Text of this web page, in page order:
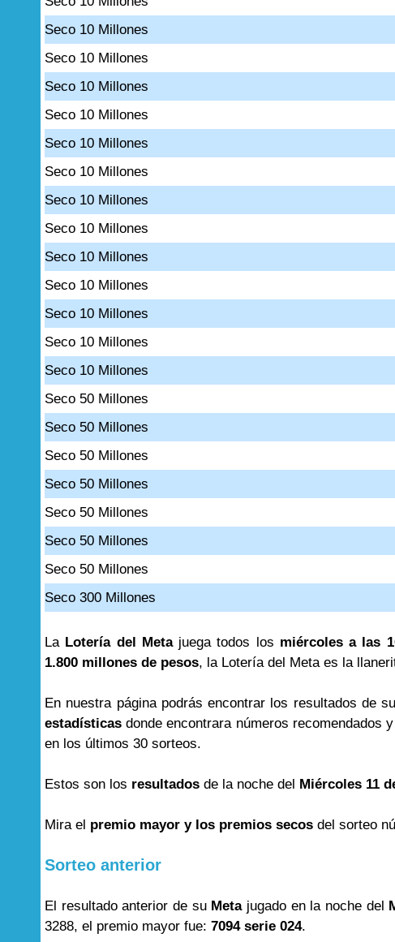
Seco 10 Millones
Seco 10 Millones
Seco 10 Millones
Seco 10 Millones
Seco 10 Millones
Seco 10 Millones
Seco 10 Millones
Seco 10 Millones
Seco 10 Millones
Seco 10 Millones
Seco 10 Millones
Seco 10 Millones
Seco 10 Millones
Seco 50 Millones
Seco 50 Millones
Seco 50 Millones
Seco 50 Millones
Seco 50 Millones
Seco 50 Millones
Seco 50 Millones
Seco 300 Millones
La Lotería del Metajuega todos los miércoles a las
1.800 millones de pesos, la Lotería del Meta es la
En nuestra página podrás encontrar los resultados de su
estadísticas donde encontrara números recomendados
en los últimos 30 sorteos.
Estos son los resultados de la noche del Miércoles 11
Mira el premio mayor y los premios secos del sorteo
Sorteo anterior
El resultado anterior de su Metajugado en la noche del
3288, el premio mayor fue: 7094 serie 024.